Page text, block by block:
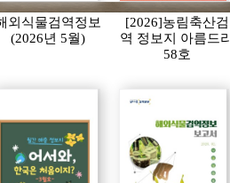
외식물검역정보
(2026년 5월)
[2026]농림축산검
역 정보지 아름드리
58호